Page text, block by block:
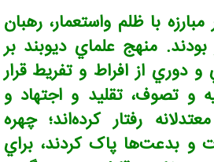
مبارزه با ظلم واستعمار، رهبان
منهج علماي ديوبند بر
و دوري از افراط و تفريط قرار
و تصوف، تقليد و اجتهاد و
رفتار کرده‌اند؛ چهره
و بدعت‌ها پاک کردند، براي